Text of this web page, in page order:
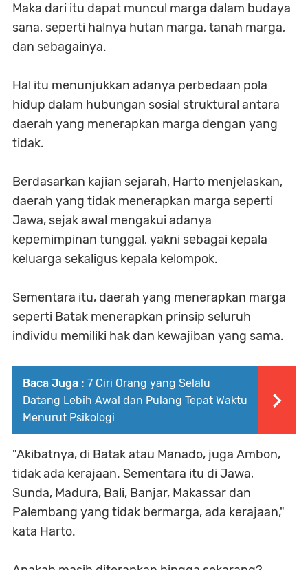
Maka dari itu dapat muncul marga dalam budaya
sana, seperti halnya hutan marga, tanah marga,
dan sebagainya.
Hal itu menunjukkan adanya perbedaan pola
hidup dalam hubungan sosial struktural antara
daerah yang menerapkan marga dengan yang
tidak.
Berdasarkan kajian sejarah, Harto menjelaskan,
daerah yang tidak menerapkan marga seperti
Jawa, sejak awal mengakui adanya
kepemimpinan tunggal, yakni sebagai kepala
keluarga sekaligus kepala kelompok.
Sementara itu, daerah yang menerapkan marga
seperti Batak menerapkan prinsip seluruh
individu memiliki hak dan kewajiban yang sama.
Baca Juga : 7 Ciri Orang yang Selalu
Datang Lebih Awal dan Pulang Tepat Waktu
Menurut Psikologi
"Akibatnya, di Batak atau Manado, juga Ambon,
tidak ada kerajaan. Sementara itu di Jawa,
Sunda, Madura, Bali, Banjar, Makassar dan
Palembang yang tidak bermarga, ada kerajaan,"
kata Harto.